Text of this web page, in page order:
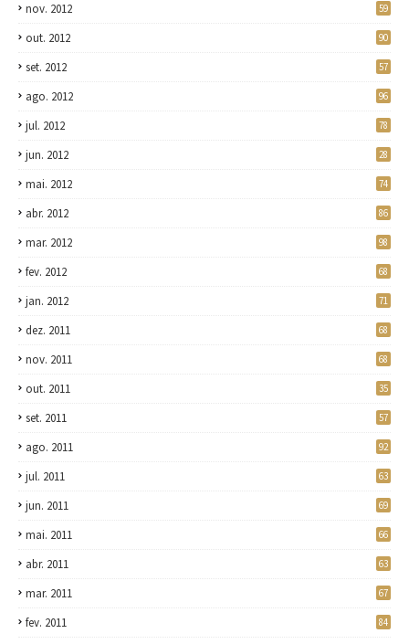
nov. 2012 59
out. 2012 90
set. 2012 57
ago. 2012 96
jul. 2012 78
jun. 2012 28
mai. 2012 74
abr. 2012 86
mar. 2012 98
fev. 2012 68
jan. 2012 71
dez. 2011 68
nov. 2011 68
out. 2011 35
set. 2011 57
ago. 2011 92
jul. 2011 63
jun. 2011 69
mai. 2011 66
abr. 2011 63
mar. 2011 67
fev. 2011 84